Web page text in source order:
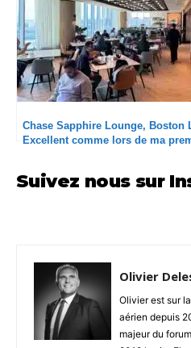
Chase Sapphire Lounge, Boston
Excellent comme lors de ma
Suivez nous sur
Olivier
Olivier est sur
aérien depuis
majeur du